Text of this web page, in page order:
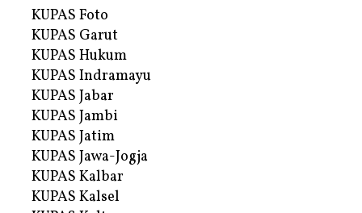
KUPAS Foto
KUPAS Garut
KUPAS Hukum
KUPAS Indramayu
KUPAS Jabar
KUPAS Jambi
KUPAS Jatim
KUPAS Jawa-Jogja
KUPAS Kalbar
KUPAS Kalsel